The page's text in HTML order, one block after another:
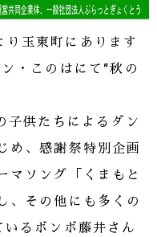
り玉東町にあります
・このはにて“秋の
子供たちによるダン
め、感謝祭特別企画
マソング「くまもと
、その他にも多くの
るボンボ藤井さん